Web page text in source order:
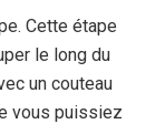
Cette étape
le long du
un couteau
vous puissiez